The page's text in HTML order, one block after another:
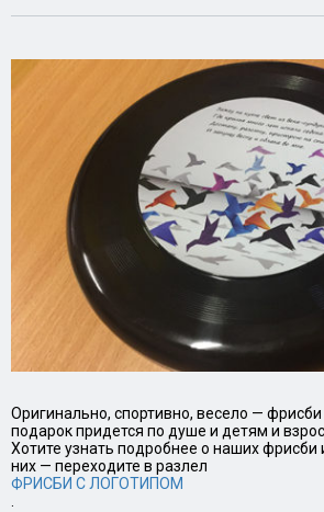
Оригинально, спортивно, весело — фрисби
подарок придется по душе и детям и
Хотите узнать подробнее о наших фрисби
них — переходите в разлел
ФРИСБИ С ЛОГОТИПОМ
.